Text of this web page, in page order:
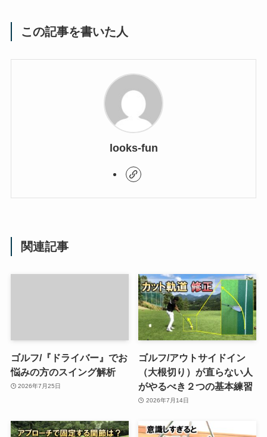
この記事を書いた人
looks-fun
関連記事
ゴルフ/『ドライバー』でお
悩みの方のスイング解析
2026年7月25日
ゴルフ/アウトサイドイン
（大根切り）が直らない人
がやるべき２つの基本練習
2026年7月14日